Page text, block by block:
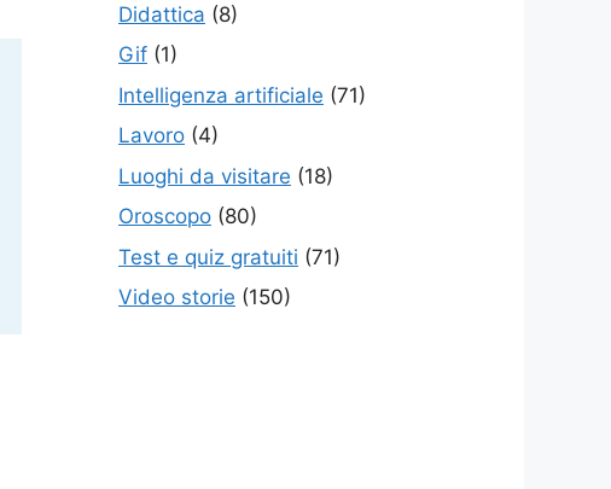
Didattica (8)
Gif (1)
Intelligenza artificiale (71)
Lavoro (4)
Luoghi da visitare (18)
Oroscopo (80)
Test e quiz gratuiti (71)
Video storie (150)